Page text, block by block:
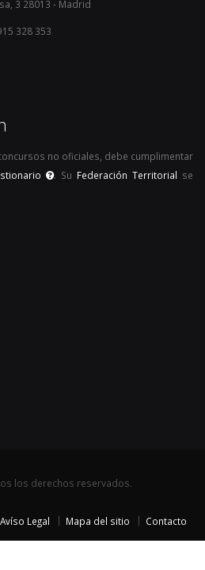
3 28013 - Madrid
328 353
no oficiales, debe cumplimentar
. Su Federación Territorial se
los derechos reservados.
Avíso Legal Mapa del sitio Contacto